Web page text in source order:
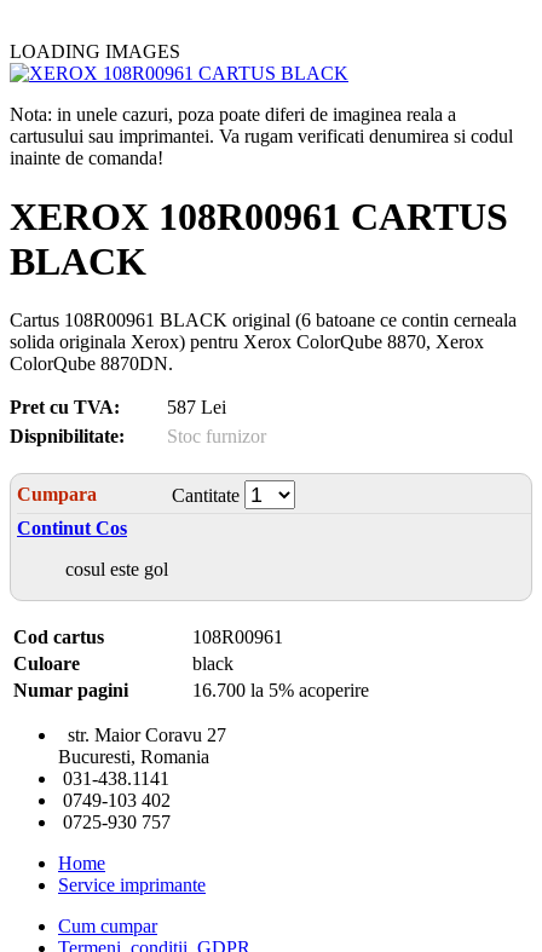
LOADING IMAGES
Nota: in unele cazuri, poza poate diferi de imaginea reala a
cartusului sau imprimantei. Va rugam verificati denumirea si codul
inainte de comanda!
XEROX 108R00961 CARTUS
BLACK
Cartus 108R00961 BLACK original (6 batoane ce contin cerneala
solida originala Xerox) pentru Xerox ColorQube 8870, Xerox
ColorQube 8870DN.
Pret cu TVA:
587 Lei
Dispnibilitate:
Stoc furnizor
Cumpara
Cantitate
Continut Cos
cosul este gol
Cod cartus
108R00961
Culoare
black
Numar pagini
16.700 la 5% acoperire
str. Maior Coravu 27
Bucuresti, Romania
031-438.1141
0749-103 402
0725-930 757
Home
Service imprimante
Cum cumpar